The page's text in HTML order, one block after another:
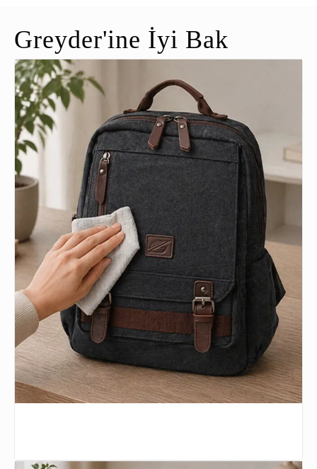
Greyder'ine İyi Bak